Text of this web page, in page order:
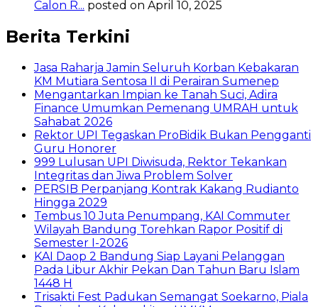
Calon R... posted on April 10, 2025
Berita Terkini
Jasa Raharja Jamin Seluruh Korban Kebakaran
KM Mutiara Sentosa II di Perairan Sumenep
Mengantarkan Impian ke Tanah Suci, Adira
Finance Umumkan Pemenang UMRAH untuk
Sahabat 2026
Rektor UPI Tegaskan ProBidik Bukan Pengganti
Guru Honorer
999 Lulusan UPI Diwisuda, Rektor Tekankan
Integritas dan Jiwa Problem Solver
PERSIB Perpanjang Kontrak Kakang Rudianto
Hingga 2029
Tembus 10 Juta Penumpang, KAI Commuter
Wilayah Bandung Torehkan Rapor Positif di
Semester I-2026
KAI Daop 2 Bandung Siap Layani Pelanggan
Pada Libur Akhir Pekan Dan Tahun Baru Islam
1448 H
Trisakti Fest Padukan Semangat Soekarno, Piala